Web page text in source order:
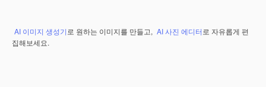
AI 이미지 생성기 로 원하는 이미지를 만들고, AI 사진 에디터 로 자유롭게 편
집해보세요.